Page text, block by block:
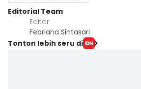
Editorial Team
Editor
Febriana Sintasari
Tonton lebih seru di